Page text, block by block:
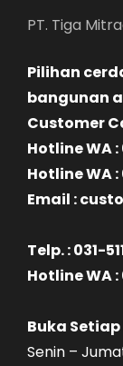
PT. Tiga
Pilihan
bangunan
Customer
Hotline WA :
Hotline WA :
Email :
Telp. : 031-
Hotline WA
Buka
Senin –